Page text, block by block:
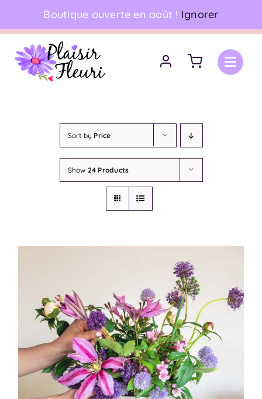
Boutique ouverte en août ! Ignorer
06 18 17 18 94 •Livraison à domicile
Sort by Price
Show 24 Products